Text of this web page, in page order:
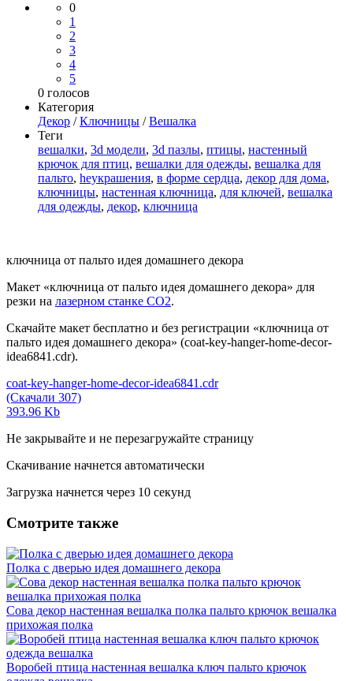
0
1
2
3
4
5
0 голосов
Категория
Декор /Ключницы /Вешалка
Теги
вешалки, 3d модели, 3d пазлы, птицы, настенный
крючок для птиц, вешалки для одежды, вешалка для
пальто, heукрашения, в форме сердца, декор для дома,
ключницы, настенная ключница, для ключей, вешалка
для одежды, декор, ключница
ключница от пальто идея домашнего декора
Макет «ключница от пальто идея домашнего декора» для
резки на лазерном станке СО2.
Скачайте макет бесплатно и без регистрации «ключница от
пальто идея домашнего декора» (coat-key-hanger-home-decor-
idea6841.cdr).
coat-key-hanger-home-decor-idea6841.cdr
(Скачали 307)
393.96 Kb
Не закрывайте и не перезагружайте страницу
Скачивание начнется автоматически
Загрузка начнется через 10 секунд
Смотрите также
Полка с дверью идея домашнего декора
Сова декор настенная вешалка полка пальто крючок вешалка
прихожая полка
Воробей птица настенная вешалка ключ пальто крючок